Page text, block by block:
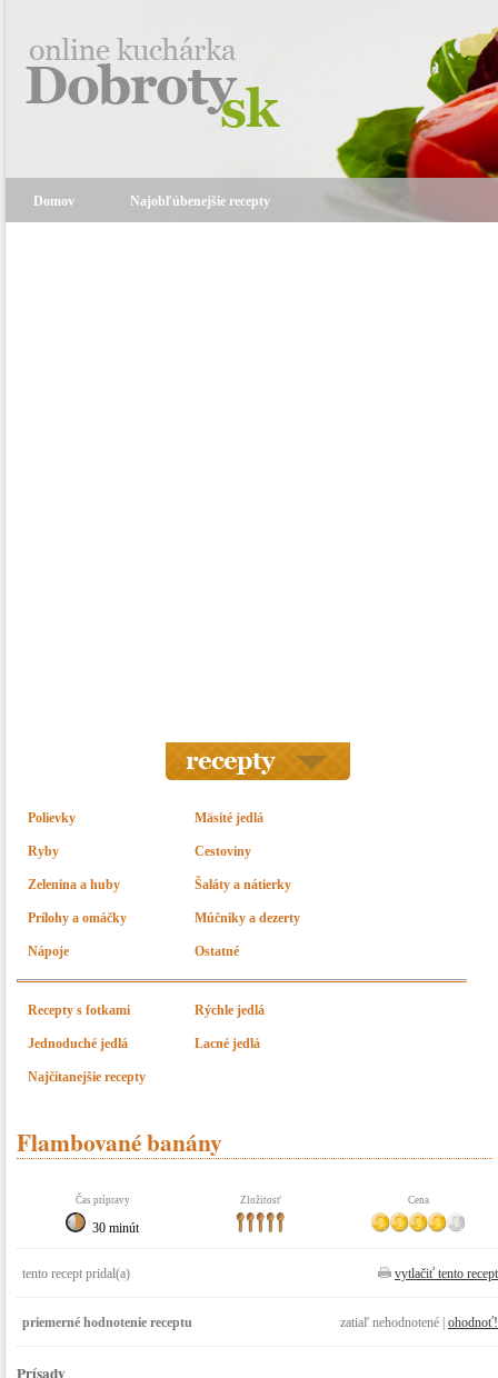
Domov Najobľúbenejšie recepty
Polievky Mäsité jedlá
Ryby Cestoviny
Zelenina a huby Šaláty a nátierky
Prílohy a omáčky Múčniky a dezerty
Nápoje Ostatné
Recepty s fotkami Rýchle jedlá
Jednoduché jedlá Lacné jedlá
Najčítanejšie recepty
Flambované banány
Čas prípravy Zložitosť Cena
30 minút
tento recept pridal(a) vytlačiť tento recept
priemerné hodnotenie receptu zatiaľ nehodnotené | ohodnoť!
Prísady